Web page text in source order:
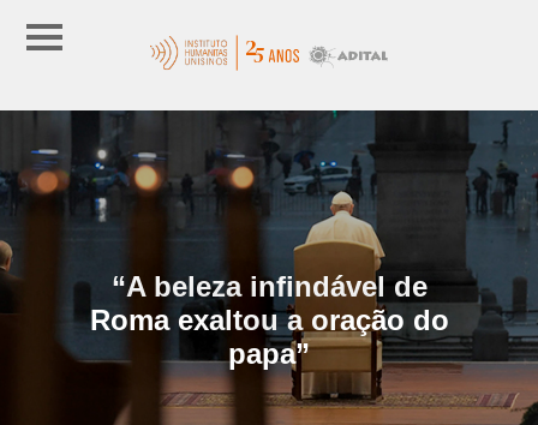
“A beleza infindável de
Roma exaltou a oração do
papa”